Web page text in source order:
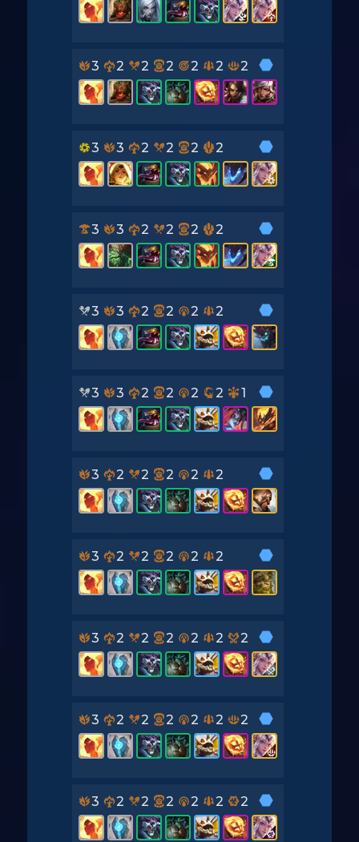
3 2 2 2 2 2 2
3 3 2 2 2 2
3 3 2 2 2 2
3 3 2 2 2 2
3 3 2 2 2 2 1
3 2 2 2 2 2
3 2 2 2 2 2
3 2 2 2 2 2 2
3 2 2 2 2 2 2
3 2 2 2 2 2 2